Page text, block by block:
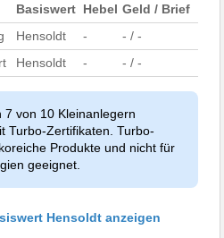
Basiswert Hebel Geld / Brief
Hensoldt -
- / -
Hensoldt - - / -
7 von 10 Kleinanlegern
Turbo-Zertifikaten. Turbo-
Produkte und nicht für
geeignet.
Hensoldt anzeigen